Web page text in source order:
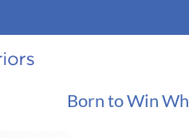
Born to Win